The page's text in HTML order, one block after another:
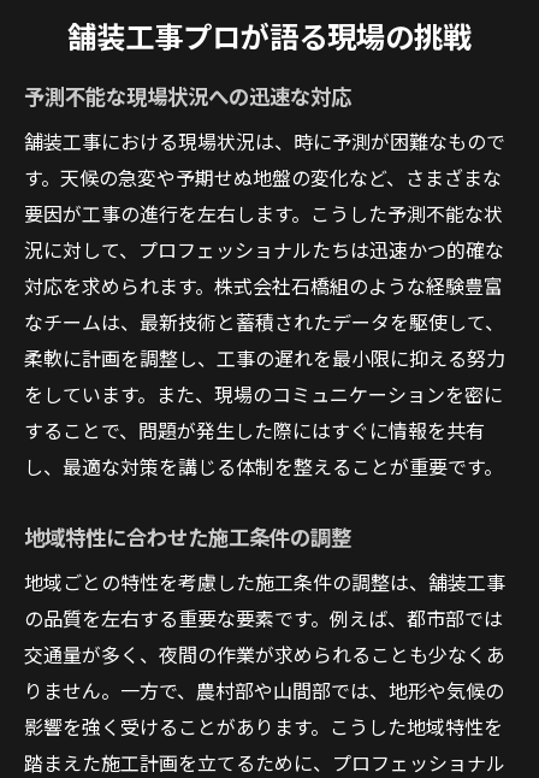
社会からの期待に応えるための努力
舗装工事の専門家が直面する日常の難題
施工スケジュールの厳格な管理
機材や資材の調達と管理
異常気象と施工リスクの軽減策
地域住民とのコミュニケーションの重要性
施工品質の維持と向上への取り組み
予算内での効果的な資源配分
都市の発展を支える舗装工事のリアル
地域社会への貢献とインフラ整備
未来を見据えた都市計画との連携
公共交通機関との調和した整備
地域経済に与える影響と雇用創出
長期的な視点でのインフラ投資
舗装工事の舞台裏に迫るプロの視点
現場のリアルな声に耳を傾ける
施工現場での経験が育むプロ意識
プロフェッショナルのキャリアパス
舗装工事プロが語る現場の挑戦
予測不能な現場状況への迅速な対応
舗装工事における現場状況は、時に予測が困難なもので
す。天候の急変や予期せぬ地盤の変化など、さまざまな
要因が工事の進行を左右します。こうした予測不能な状
況に対して、プロフェッショナルたちは迅速かつ的確な
対応を求められます。株式会社石橋組のような経験豊富
なチームは、最新技術と蓄積されたデータを駆使して、
柔軟に計画を調整し、工事の遅れを最小限に抑える努力
をしています。また、現場のコミュニケーションを密に
することで、問題が発生した際にはすぐに情報を共有
し、最適な対策を講じる体制を整えることが重要です。
地域特性に合わせた施工条件の調整
地域ごとの特性を考慮した施工条件の調整は、舗装工事
の品質を左右する重要な要素です。例えば、都市部では
交通量が多く、夜間の作業が求められることも少なくあ
りません。一方で、農村部や山間部では、地形や気候の
影響を強く受けることがあります。こうした地域特性を
踏まえた施工計画を立てるために、プロフェッショナル